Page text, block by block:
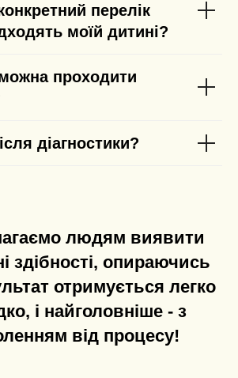
перелік
моїй дитині?
проходити
діагностики?
людям виявити
здібності, опираючись
отримується легко
і найголовніше - з
від процесу!